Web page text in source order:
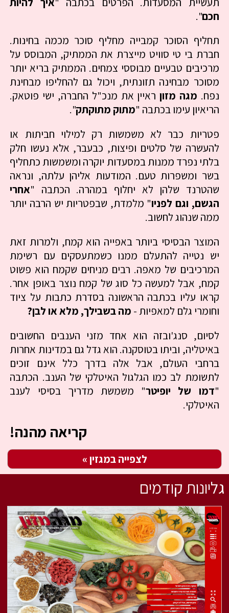
חכם".
תחליף הסוכר קמבייה מחליף סוכר מכמה בחינות.
חברת בי טי סוויט מייצרת את הממתיק, המבוסס על
מרכיבים טבעיים מבוססי צמחים. הממתיק בריא יותר
מסוכר מבחינה תזונתית, ויכול גם להחליפו מבחינת
נפח. מגה מזוןראיין את מנכ"ל החברה, ישי פוטאק.
הריאיון עימו בכתבה "מתוק מתוקתק".
פטריות כבר לא משמשות רק למילוי חביתות או
להעשרה של סלטים ופיצות, כבעבר, אלא נעשו חלק
בלתי נפרד ממנות במסעדות יוקרה ומשמשות כתחליף
בשר ומשפרות טעם. המודעות אליהן עלתה, ונראה
שהטרנד שלהן לא יחלוף במהרה. הכתבה "אחרי
הגשם, וגם לפניו" מלמדת, שבפטריות יש הרבה יותר
ממה שנהוג לחשוב.
המוצר הבסיסי ביותר באפייה הוא קמח, ולמרות זאת
יש נטייה להתעלם ממנו כשמתעסקים עם רשימת
המרכיבים של מאפה. רבים מניחים שקמח הוא פשוט
קמח, אבל למעשה כל סוג של קמח נוצר באופן אחר.
קראו עליו בכתבה הראשונה בסדרת כתבות על ציוד
וחומרי גלם למאפיות - מה בשבילך, מלא או לבן?
לסיום, סנג'ובזה הוא אחד מזני הענבים החשובים
באיטליה, וביתו בטוסקנה. הוא גדל גם במדינות אחרות
ברחבי העולם, אבל אלה בדרך כלל אינם זוכים
לתשומת לב כמו הגלגול האיטלקי של הענב. הכתבה
"דמו של יופיטר" משמשת מדריך בסיסי לענב
האיטלקי.
קריאה מהנה!
לצפייה במגזין »
גליונות קודמים